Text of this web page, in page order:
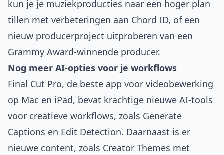
kun je je muziekproducties naar een hoger plan
tillen met verbeteringen aan Chord ID, of een
nieuw producerproject uitproberen van een
Grammy Award-winnende producer.
Nog meer AI-opties voor je workflows
Final Cut Pro, de beste app voor videobewerking
op Mac en iPad, bevat krachtige nieuwe AI-tools
voor creatieve workflows, zoals Generate
Captions en Edit Detection. Daarnaast is er
nieuwe content, zoals Creator Themes met